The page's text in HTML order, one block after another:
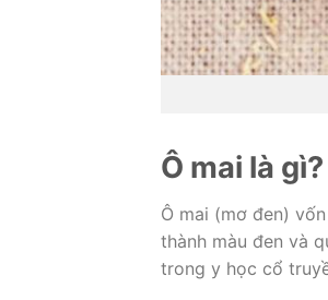
Ô mai là gì?
Ô mai (mơ đen)
thành màu đen và
trong y học cổ